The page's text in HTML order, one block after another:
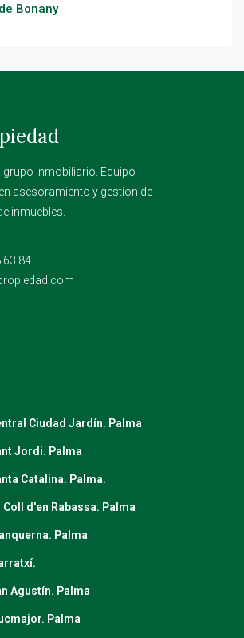
Bonany
grupo inmobiliario. Equipo
asesoramiento y gestion de
inmuebles.
63 84
Ciudad Jardín. Palma
Jordi. Palma
Catalina. Palma.
Coll d'en Rabassa. Palma
Palma
Agustín. Palma
Palma